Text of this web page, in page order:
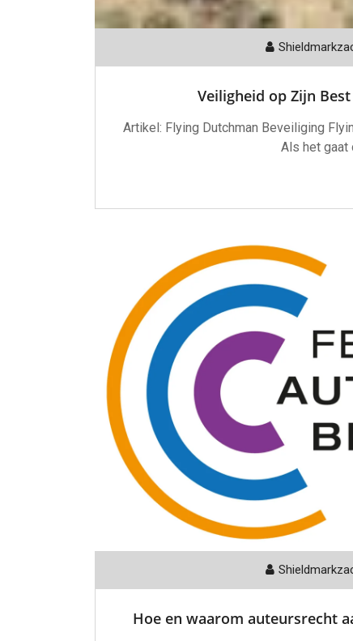
Veiligheid op Zijn
Artikel: Flying Dutchman Beveiliging
Als het gaat
Hoe en waarom auteursrecht